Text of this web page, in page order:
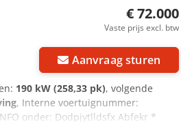
Duits, Engels -- WhatsApp:
€ 72.000
Vaste prijs excl. btw
Aanvraag sturen
190 kW (258,33 pk), volgende
, Interne voertuignummer:
onder: Dodpjytlldsfx Abfekr *